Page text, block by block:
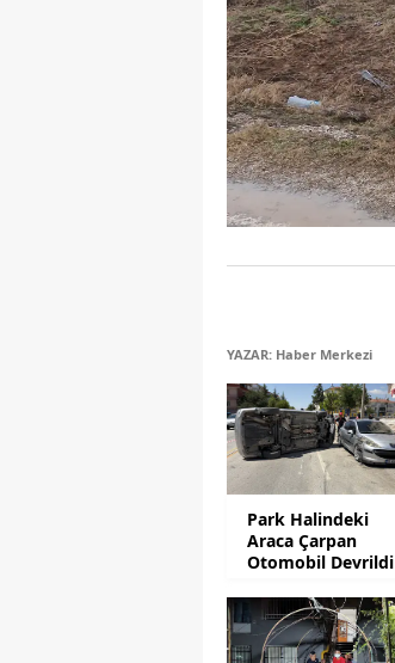
YAZAR: Haber Merkezi
Park Halindeki
Araca Çarpan
Otomobil Devrildi